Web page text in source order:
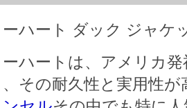
ーハート ダック ジャケ
ーハートは、アメリカ
、その耐久性と実用性